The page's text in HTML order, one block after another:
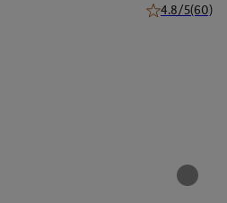
4.8/5(60)